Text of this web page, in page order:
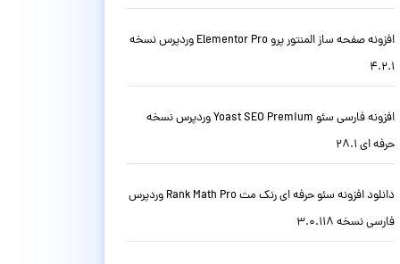
افزونه صفحه ساز المنتور پرو Elementor Pro وردپرس نسخه
4.2.1
افزونه فارسی سئو Yoast SEO Premium وردپرس نسخه
حرفه ای 28.1
دانلود افزونه سئو حرفه ای رنک مث Rank Math Pro وردپرس
فارسی نسخه 3.0.118